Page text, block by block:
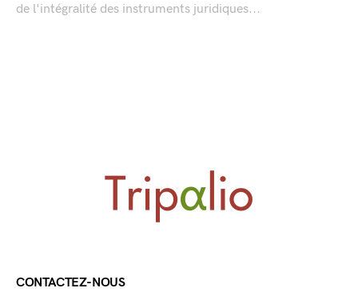
de l'intégralité des instruments juridiques...
CONTACTEZ-NOUS